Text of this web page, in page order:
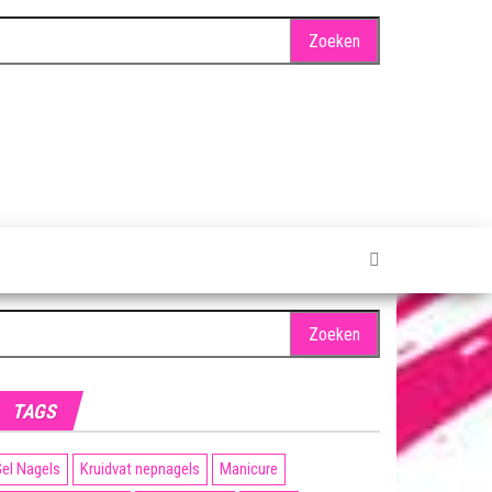
TAGS
Nagels Kruidvat nepnagels
Manicure